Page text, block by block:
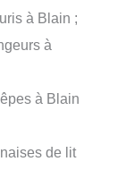
à Blain ;
à
à Blain
de lit